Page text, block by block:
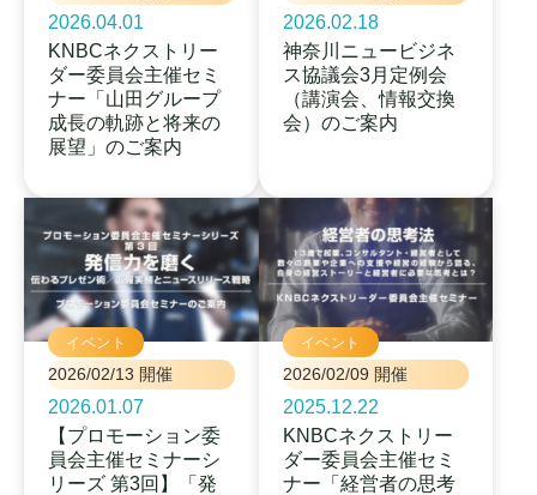
2026.04.01
KNBCネクストリー
ダー委員会主催セミ
ナー「山田グループ
成長の軌跡と将来の
展望」のご案内
2026.02.18
神奈川ニュービジネ
ス協議会3月定例会
（講演会、情報交換
会）のご案内
2026/02/13 開催
イベント
2026.01.07
【プロモーション委
員会主催セミナーシ
リーズ 第3回】「発
2026/02/09 開催
イベント
2025.12.22
KNBCネクストリー
ダー委員会主催セミ
ナー「経営者の思考